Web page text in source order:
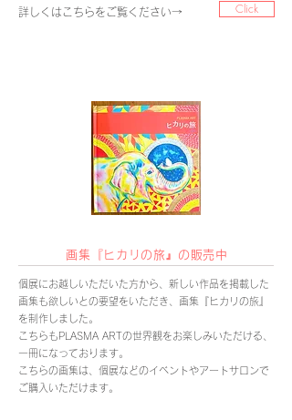
詳しくはこちらをご覧ください→ Click
画集『ヒカリの旅』 の 販売中
個展にお越しいただいた方から、新しい作品を掲載した
画集も欲しいとの要望をいただき、画集『ヒカリの旅』
を制作しました。
こちらもPLASMA ARTの世界観をお楽しみいただける、
一冊になっております。
こちらの画集は、個展などのイベントやアートサロンで
ご購入いただけます。